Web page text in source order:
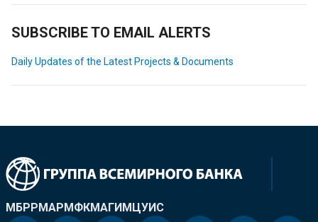
SUBSCRIBE TO EMAIL ALERTS
Daily Updates of the Latest Projects & Documents
МБРРМАРМФКМАГИМЦУИС